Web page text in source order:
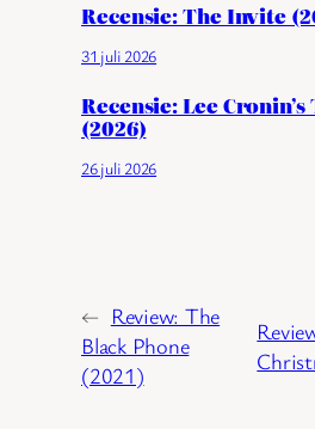
Recensie: The Invite
31 juli 2026
Recensie: Lee
(2026)
26 juli 2026
← Review: The
Black Phone
(2021)